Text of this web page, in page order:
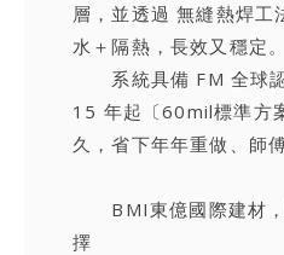
層，並透過 無縫熱焊工
水＋隔熱，長效又穩定。
系統具備 FM 全球認
15 年起〔60mil標準方
久，省下年年重做、師
BMI東億國際建材，
擇